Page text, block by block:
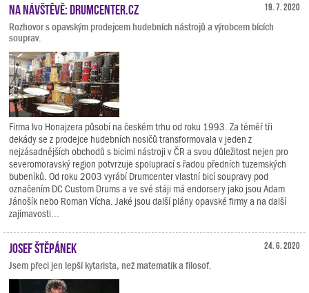
19. 7. 2020
Na návštěvě: Drumcenter.cz
Rozhovor s opavským prodejcem hudebních nástrojů a výrobcem bících
souprav.
Firma Ivo Honajzera působí na českém trhu od roku 1993. Za téměř tři
dekády se z prodejce hudebních nosičů transformovala v jeden z
nejzásadnějších obchodů s bicími nástroji v ČR a svou důležitost nejen pro
severomoravský region potvrzuje spoluprací s řadou předních tuzemských
bubeníků. Od roku 2003 vyrábí Drumcenter vlastní bicí soupravy pod
označením DC Custom Drums a ve své stáji má endorsery jako jsou Adam
Jánošík nebo Roman Vícha. Jaké jsou další plány opavské firmy a na další
zajímavosti...
24. 6. 2020
Josef Štěpánek
Jsem přeci jen lepší kytarista, než matematik a filosof.